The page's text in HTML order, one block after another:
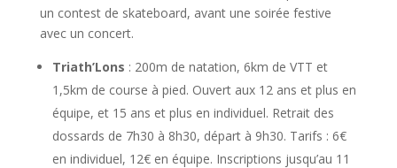
un contest de skateboard, avant une soirée festive
avec un concert.
Triath’Lons : 200m de natation, 6km de VTT et
1,5km de course à pied. Ouvert aux 12 ans et plus en
équipe, et 15 ans et plus en individuel. Retrait des
dossards de 7h30 à 8h30, départ à 9h30. Tarifs : 6€
en individuel, 12€ en équipe. Inscriptions jusqu’au 11